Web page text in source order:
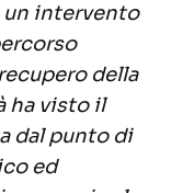
un intervento
della
ha visto il
dal punto di
ed